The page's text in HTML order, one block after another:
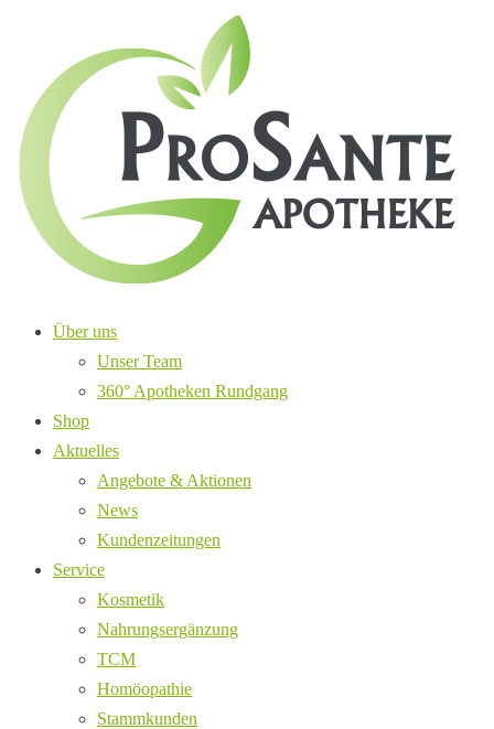
Über uns
Unser Team
360° Apotheken Rundgang
Shop
Aktuelles
Angebote & Aktionen
News
Kundenzeitungen
Service
Kosmetik
Nahrungsergänzung
TCM
Homöopathie
Stammkunden